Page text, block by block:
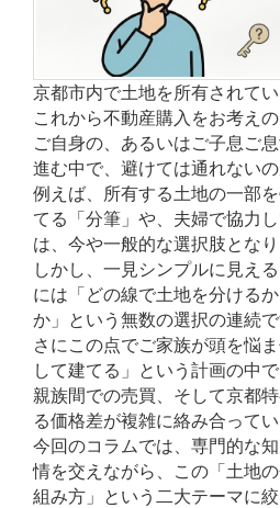
京都市内で土地を所有されて
これから不動産購入をお考え
ご自身の、あるいはご子息ご
進む中で、避けては通れない
例えば、所有する土地の一部
てる「分筆」や、夫婦で協力
は、今や一般的な選択肢となり
しかし、一見シンプルに見え
には「どの線で土地を分ける
か」という無数の選択の連続
さにこの点でご家族が頭を悩
して建てる」という計画の中
親族間での売買、そして京都
る価格差が複雑に絡み合ってい
今回のコラムでは、専門的な
情を交えながら、この「土地
組み方」という二大テーマに